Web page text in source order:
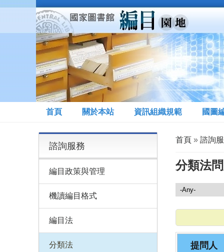
移至主內容
首頁 關於本站 資訊組織規範 國圖
您在這裡
首頁» 諮詢
分類法
諮詢服務
提問人
諮詢服務
編目政策與管理
機讀編目格式
編目法
分類法